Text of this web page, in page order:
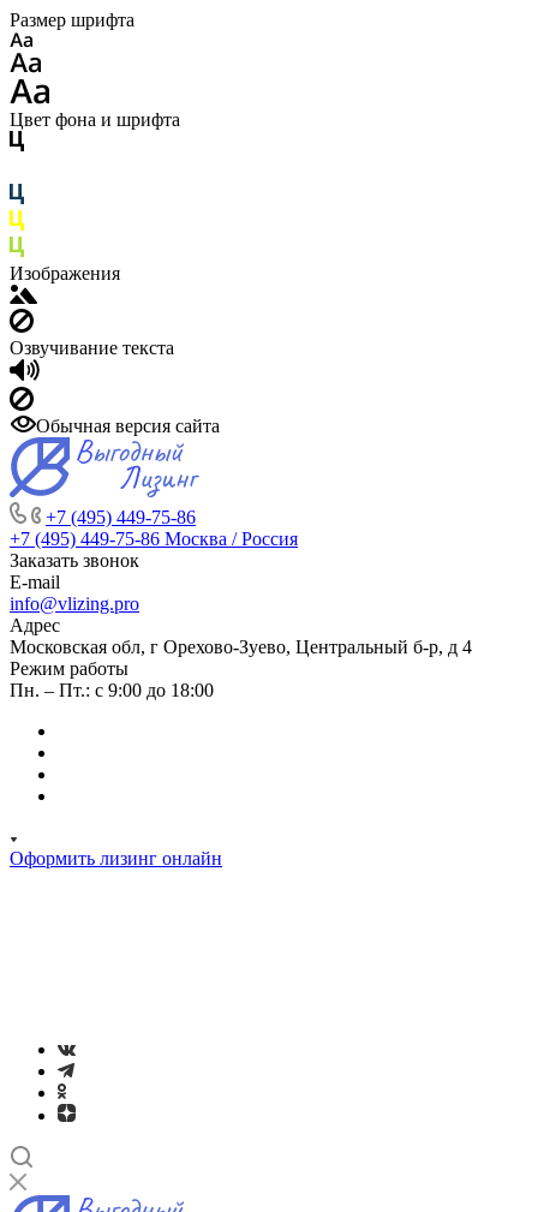
Размер шрифта
Цвет фона и шрифта
Изображения
Озвучивание текста
Обычная версия сайта
+7 (495) 449-75-86
+7 (495) 449-75-86 Москва / Россия
Заказать звонок
E-mail
info@vlizing.pro
Адрес
Московская обл, г Орехово-Зуево, Центральный б-р, д 4
Режим работы
Пн. – Пт.: с 9:00 до 18:00
Оформить лизинг онлайн